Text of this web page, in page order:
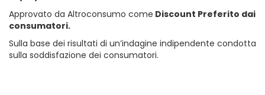
Approvato da Altroconsumo come Discount Preferito dai
consumatori.
Sulla base dei risultati di un’indagine indipendente condotta
sulla soddisfazione dei consumatori.